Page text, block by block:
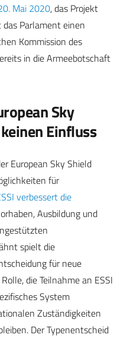
Mai 2020, das Projekt
Parlament einen
Kommission des
in die Armeebotschaft
Sky
Einfluss
European Sky Shield
für
verbessert die
Ausbildung und
spielt die
für neue
die Teilnahme an ESSI
System
Zuständigkeiten
Der Typenentscheid